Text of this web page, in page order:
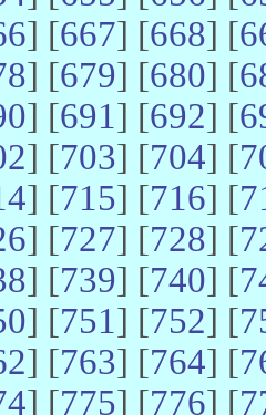
] [667] [668] [
] [679] [680] [
] [691] [692] [
] [703] [704] [
] [715] [716] [
] [727] [728] [
] [739] [740] [
] [751] [752] [
] [763] [764] [
] [775] [776] [